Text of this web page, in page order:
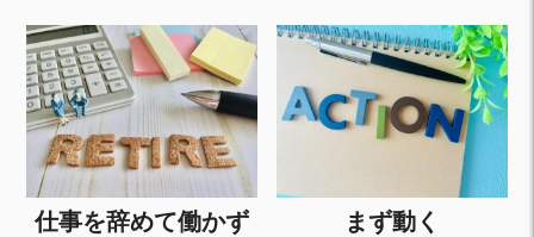
仕事を辞めて働かず
まず動く